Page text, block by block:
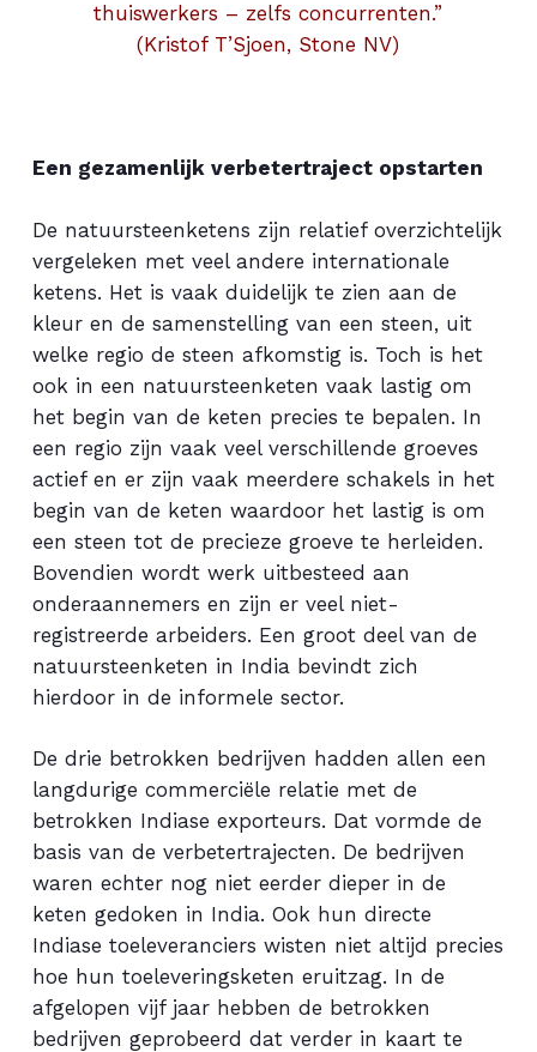
thuiswerkers – zelfs concurrenten.”
(Kristof T’Sjoen, Stone NV)
Een gezamenlijk verbetertraject opstarten
De natuursteenketens zijn relatief overzichtelijk
vergeleken met veel andere internationale
ketens. Het is vaak duidelijk te zien aan de
kleur en de samenstelling van een steen, uit
welke regio de steen afkomstig is. Toch is het
ook in een natuursteenketen vaak lastig om
het begin van de keten precies te bepalen. In
een regio zijn vaak veel verschillende groeves
actief en er zijn vaak meerdere schakels in het
begin van de keten waardoor het lastig is om
een steen tot de precieze groeve te herleiden.
Bovendien wordt werk uitbesteed aan
onderaannemers en zijn er veel niet-
registreerde arbeiders. Een groot deel van de
natuursteenketen in India bevindt zich
hierdoor in de informele sector.
De drie betrokken bedrijven hadden allen een
langdurige commerciële relatie met de
betrokken Indiase exporteurs. Dat vormde de
basis van de verbetertrajecten. De bedrijven
waren echter nog niet eerder dieper in de
keten gedoken in India. Ook hun directe
Indiase toeleveranciers wisten niet altijd precies
hoe hun toeleveringsketen eruitzag. In de
afgelopen vijf jaar hebben de betrokken
bedrijven geprobeerd dat verder in kaart te